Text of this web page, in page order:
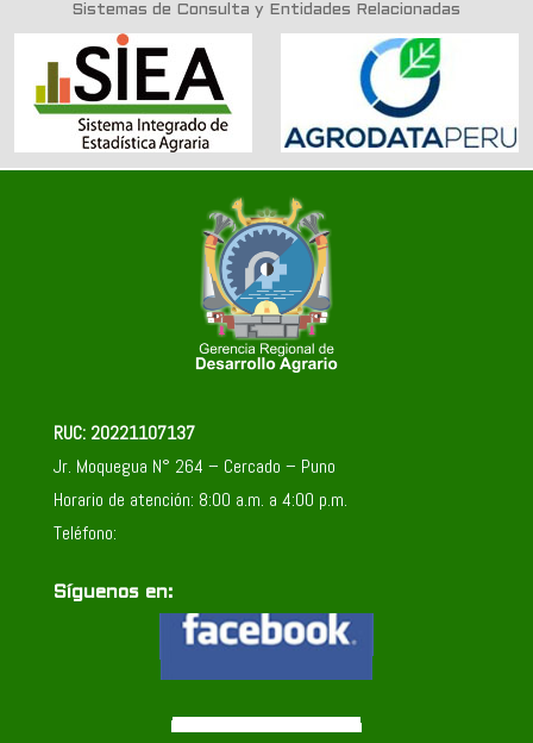
Sistemas de Consulta y Entidades Relacionadas
RUC: 20221107137
Jr. Moquegua N° 264 – Cercado – Puno
Horario de atención: 8:00 a.m. a 4:00 p.m.
Teléfono:
Síguenos en: